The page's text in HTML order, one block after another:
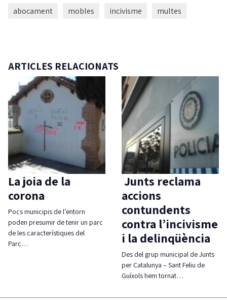
abocament
mobles incivisme multes
ARTICLES RELACIONATS
La joia de la
corona
Pocs municipis de l’entorn
poden presumir de tenir un parc
de les característiques del
Parc…
Junts reclama
accions
contundents
contra l’incivisme
i la delinqüència
Des del grup municipal de Junts
per Catalunya – Sant Feliu de
Guíxols hem tornat…